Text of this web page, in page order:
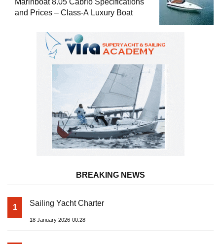
Marinboat 8.05 Cabrio Specifications
and Prices – Class-A Luxury Boat
BREAKING NEWS
1 Sailing Yacht Charter
18 January 2026-00:28